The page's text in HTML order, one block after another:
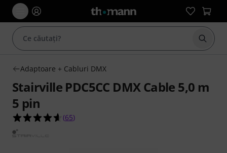
Adaptoare + Cabluri DMX
Stairville PDC5CC DMX Cable 5,0 m
5 pin
4.6 din 5 stele din 65 evaluări ale clienților
(65)